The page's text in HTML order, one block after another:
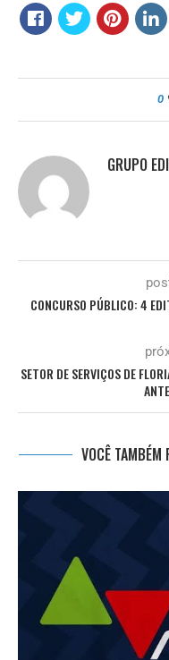
0
GRUPO
CONCURSO PÚBLICO: 4
SETOR DE SERVIÇOS DE
VOCÊ TAMBÉM